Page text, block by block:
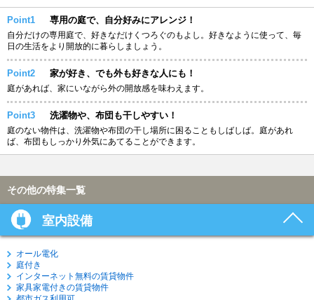
Point1 専用の庭で、自分好みにアレンジ！
自分だけの専用庭で、好きなだけくつろぐのもよし。好きなように使って、毎
日の生活をより開放的に暮らしましょう。
Point2 家が好き、でも外も好きな人にも！
庭があれば、家にいながら外の開放感を味わえます。
Point3 洗濯物や、布団も干しやすい！
庭のない物件は、洗濯物や布団の干し場所に困ることもしばしば。庭があれ
ば、布団もしっかり外気にあてることができます。
その他の特集一覧
室内設備
オール電化
庭付き
インターネット無料の賃貸物件
家具家電付きの賃貸物件